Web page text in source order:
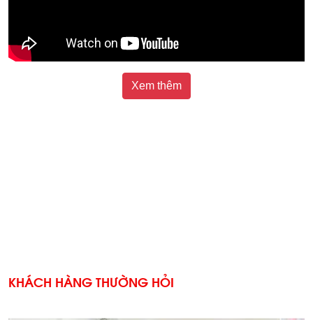
Xem thêm
KHÁCH HÀNG THƯỜNG HỎI